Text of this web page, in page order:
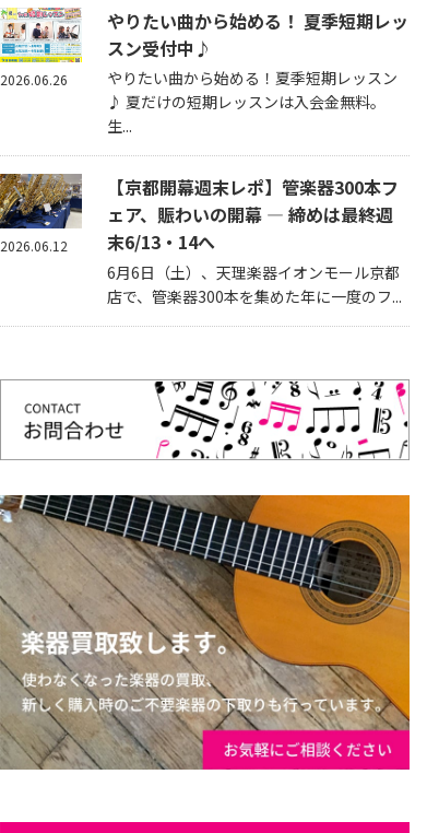
やりたい曲から始める！ 夏季短期レッ
スン受付中♪
やりたい曲から始める！夏季短期レッスン
♪ 夏だけの短期レッスンは入会金無料。
生...
2026.06.26
【京都開幕週末レポ】管楽器300本フ
ェア、賑わいの開幕 — 締めは最終週
末6/13・14へ
6月6日（土）、天理楽器イオンモール京都
店で、管楽器300本を集めた年に一度のフ...
2026.06.12